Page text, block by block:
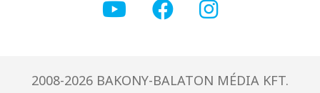
2008-2026 BAKONY-BALATON MÉDIA KFT.